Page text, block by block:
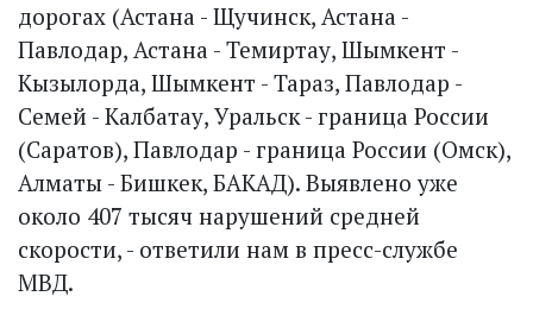
дорогах (Астана - Щучинск, Астана -
Павлодар, Астана - Темиртау, Шымкент -
Кызылорда, Шымкент - Тараз, Павлодар -
Семей - Калбатау, Уральск - граница России
(Саратов), Павлодар - граница России (Омск),
Алматы - Бишкек, БАКАД). Выявлено уже
около 407 тысяч нарушений средней
скорости, - ответили нам в пресс-службе
МВД.